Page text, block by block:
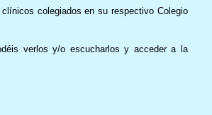
colegiados en su respectivo Colegio
verlos y/o escucharlos y acceder a la